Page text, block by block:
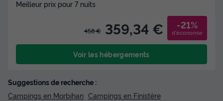
Meilleur prix pour 7 nuits
458 € 359,34 € -21%
d'économie
Voir les hébergements
Suggestions de recherche :
Campings en Morbihan Campings en Finistère